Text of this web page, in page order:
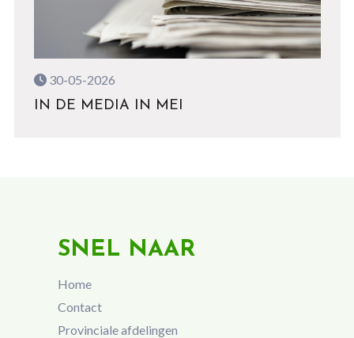
30-05-2026
IN DE MEDIA IN MEI
SNEL NAAR
Home
Contact
Provinciale afdelingen